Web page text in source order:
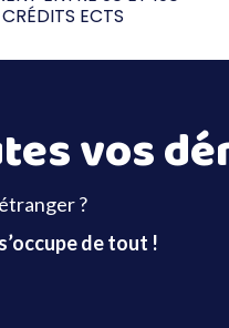
CRÉDITS ECTS
vos
?
de tout !